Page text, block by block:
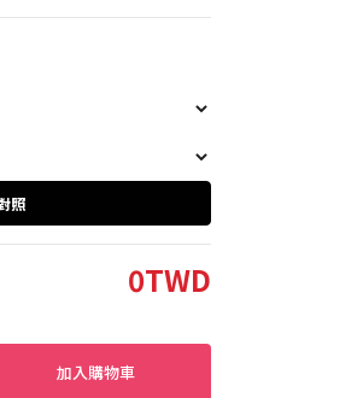
照
0TWD
加入購物車